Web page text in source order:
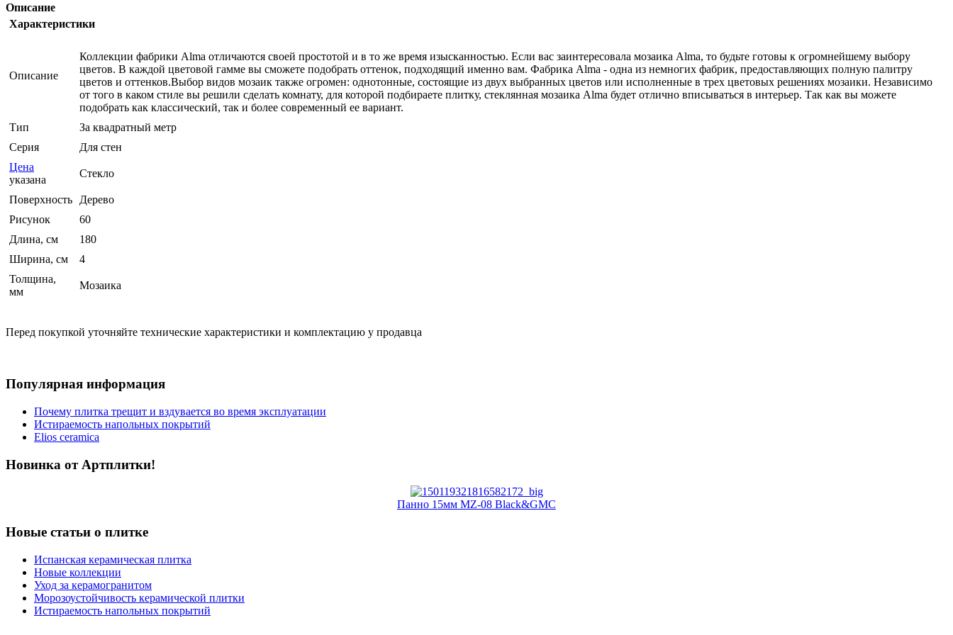
Описание
Характеристики
Описание
Коллекции фабрики Alma отличаются своей простотой и в то же время изысканностью. Если вас заинтересовала мозаика Alma, то будьте готовы к огромнейшему выбору
цветов. В каждой цветовой гамме вы сможете подобрать оттенок, подходящий именно вам. Фабрика Alma - одна из немногих фабрик, предоставляющих полную палитру
цветов и оттенков.Выбор видов мозаик также огромен: однотонные, состоящие из двух выбранных цветов или исполненные в трех цветовых решениях мозаики. Независимо
от того в каком стиле вы решили сделать комнату, для которой подбираете плитку, стеклянная мозаика Alma будет отлично вписываться в интерьер. Так как вы можете
подобрать как классический, так и более современный ее вариант.
Тип
За квадратный метр
Серия
Для стен
Цена
указана
Стекло
Поверхность Дерево
Рисунок
60
Длина, см
180
Ширина, см
4
Толщина,
мм
Мозаика
Перед покупкой уточняйте технические характеристики и комплектацию у продавца
Популярная информация
Почему плитка трещит и вздувается во время эксплуатации
Истираемость напольных покрытий
Elios ceramica
Новинка от Артплитки!
Панно 15мм MZ-08 Black&GMC
Новые статьи о плитке
Испанская керамическая плитка
Новые коллекции
Уход за керамогранитом
Морозоустойчивость керамической плитки
Истираемость напольных покрытий